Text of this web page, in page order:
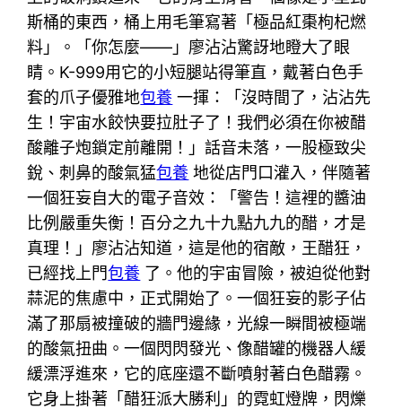
斯桶的東西，桶上用毛筆寫著「極品紅棗枸杞燃
料」。「你怎麼——」廖沾沾驚訝地瞪大了眼
睛。K-999用它的小短腿站得筆直，戴著白色手
套的爪子優雅地包養 一揮：「沒時間了，沾沾先
生！宇宙水餃快要拉肚子了！我們必須在你被醋
酸離子炮鎖定前離開！」話音未落，一股極致尖
銳、刺鼻的酸氣猛包養 地從店門口灌入，伴隨著
一個狂妄自大的電子音效：「警告！這裡的醬油
比例嚴重失衡！百分之九十九點九九的醋，才是
真理！」廖沾沾知道，這是他的宿敵，王醋狂，
已經找上門包養 了。他的宇宙冒險，被迫從他對
蒜泥的焦慮中，正式開始了。一個狂妄的影子佔
滿了那扇被撞破的牆門邊緣，光線一瞬間被極端
的酸氣扭曲。一個閃閃發光、像醋罐的機器人緩
緩漂浮進來，它的底座還不斷噴射著白色醋霧。
它身上掛著「醋狂派大勝利」的霓虹燈牌，閃爍